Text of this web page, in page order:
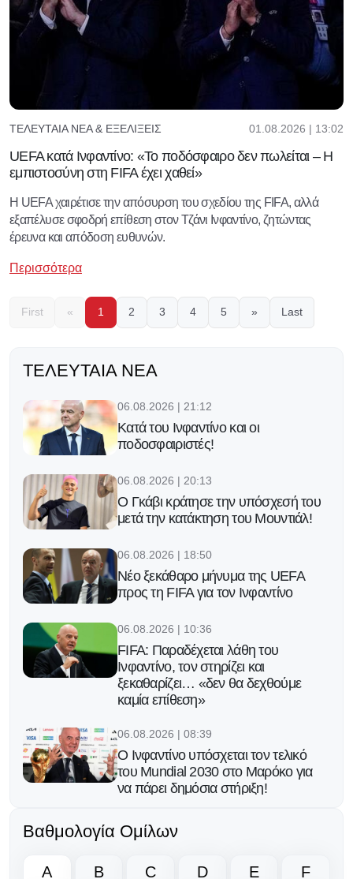
ΤΕΛΕΥΤΑΊΑ ΝΈΑ & ΕΞΕΛΊΞΕΙΣ 01.08.2026 | 13:02
UEFA κατά Ινφαντίνο: «Το ποδόσφαιρο δεν πωλείται – Η
εμπιστοσύνη στη FIFA έχει χαθεί»
Η UEFA χαιρέτισε την απόσυρση του σχεδίου της FIFA, αλλά
εξαπέλυσε σφοδρή επίθεση στον Τζάνι Ινφαντίνο, ζητώντας
έρευνα και απόδοση ευθυνών.
Περισσότερα
First « 1 2 3 4 5 » Last
ΤΕΛΕΥΤΑΊΑ ΝΈΑ
06.08.2026 | 21:12
Κατά του Ινφαντίνο και οι
ποδοσφαιριστές!
06.08.2026 | 20:13
Ο Γκάβι κράτησε την υπόσχεσή του
μετά την κατάκτηση του Μουντιάλ!
06.08.2026 | 18:50
Νέο ξεκάθαρο μήνυμα της UEFA
προς τη FIFA για τον Ινφαντίνο
06.08.2026 | 10:36
FIFA: Παραδέχεται λάθη του
Ινφαντίνο, τον στηρίζει και
ξεκαθαρίζει… «δεν θα δεχθούμε
καμία επίθεση»
06.08.2026 | 08:39
Ο Ινφαντίνο υπόσχεται τον τελικό
του Μundial 2030 στο Μαρόκο για
να πάρει δημόσια στήριξη!
05.08.2026 | 17:32
Eπίθεση Φίγκο κατά του Ινφαντίνο:
Βαθμολογία Ομίλων
A B C D E F